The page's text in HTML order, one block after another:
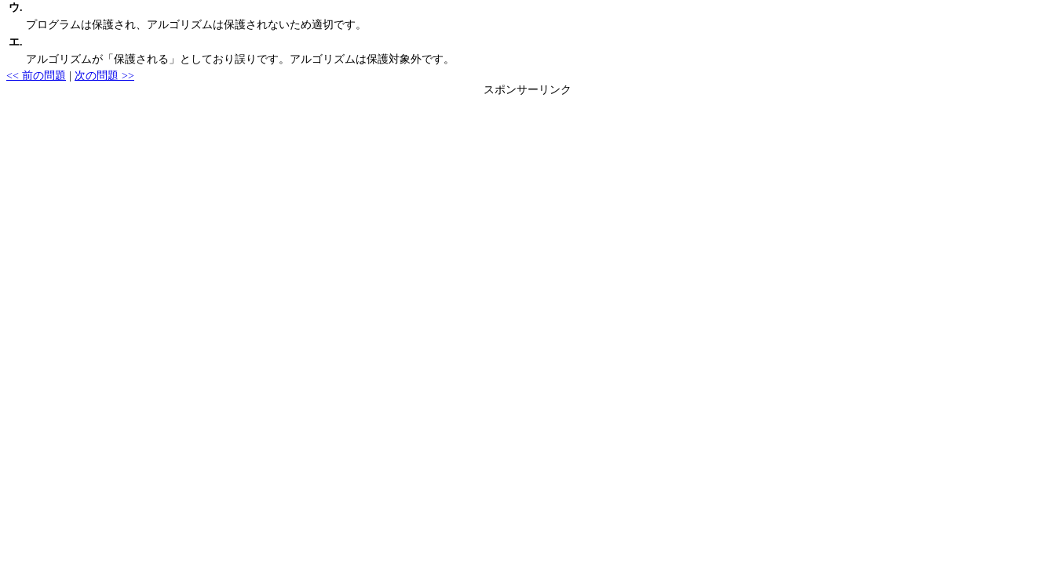
ウ.
プログラムは保護され、アルゴリズムは保護されないため適切です。
エ.
アルゴリズムが「保護される」としており誤りです。アルゴリズムは保護対象外です。
<< 前の問題
次の問題 >>
スポンサーリンク